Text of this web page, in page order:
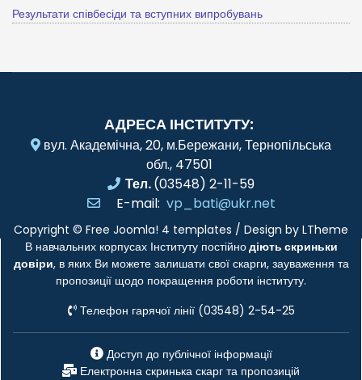
Результати співбесіди та вступних випробувань
АДРЕСА ІНСТИТУТУ:
вул. Академічна, 20, м.Бережани, Тернопільська
обл., 47501
Тел.(03548) 2-11-59
E-mail: vp_bati@ukr.net
Copyright © Free Joomla! 4 templates / Design by LTheme
В навчальних корпусах Інституту постійнодіють скриньки
довіри, в яких Ви можете залишати свої скарги, зауваження та
пропозиції щодо покращення роботи інституту.
Телефон гарячої лінії (03548) 2-54-25
Доступ до публічної інформації
Електронна скринька скарг та пропозицій